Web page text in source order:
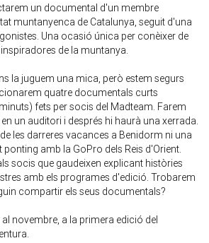
un documental d'un membre
muntanyenca de Catalunya, seguit d'una
Una ocasió única per conèixer de
de la muntanya.
la juguem una mica, però estem segurs
quatre documentals curts
fets per socis del Madteam. Farem
un auditori i després hi haurà una xerrada.
les darreres vacances a Benidorm ni una
amb la GoPro dels Reis d'Orient.
socis que gaudeixen explicant històries
amb els programes d'edició. Trobarem
compartir els seus documentals?
novembre, a la primera edició del